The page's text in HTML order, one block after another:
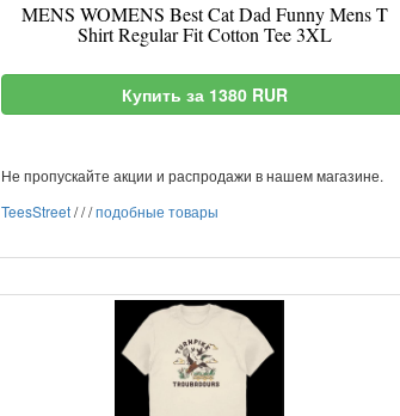
MENS WOMENS Best Cat Dad Funny Mens T
Shirt Regular Fit Cotton Tee 3XL
Купить за 1380 RUR
Не пропускайте акции и распродажи в нашем магазине.
TeesStreet///подобные товары